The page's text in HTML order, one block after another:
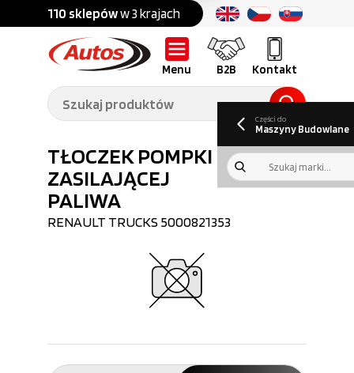
110 sklepóww 3 krajach Ponad 700 marek
Menu B2B Kontakt
Części do:
Ciężarówek,
przyczep,
naczep
Części do:
budowlanych
B2BGaleria
Oferty pracy
kwartalny
Części do
Maszyny Budowlane
TŁOCZEK POMPKI
ZASILAJĄCEJ
PALIWA
RENAULT TRUCKS5000821353